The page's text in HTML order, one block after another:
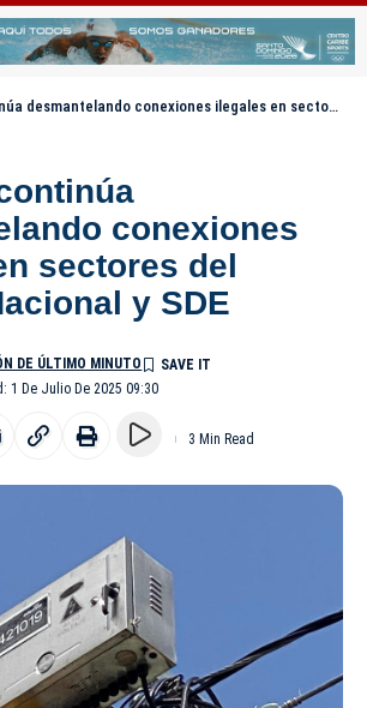
conexiones ilegales en sectores del Distrito Nacional y SDE
conexiones
sectores del
y SDE
1 De Julio De 2025 09:30
DE ÚLTIMO MINUTO
3 Min Read